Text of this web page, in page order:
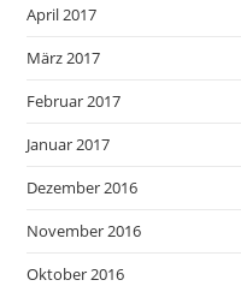
April 2017
März 2017
Februar 2017
Januar 2017
Dezember 2016
November 2016
Oktober 2016